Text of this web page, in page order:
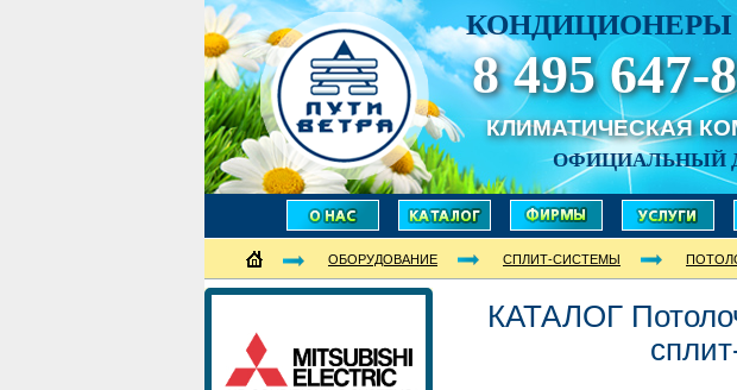
КОНДИЦИОНЕРЫ
8 495 647-
КЛИМАТИЧЕСКАЯ
ОФИЦИАЛЬНЫЙ
ОБОРУДОВАНИЕ СПЛИТ-СИСТЕМЫ
КАТАЛОГ